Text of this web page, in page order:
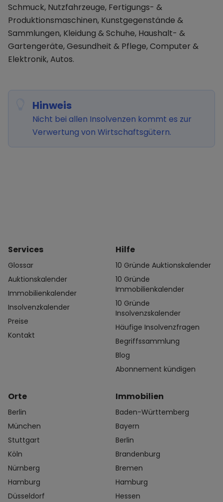
Schmuck, Nutzfahrzeuge, Fertigungs- &
Produktionsmaschinen, Kunstgegenstände &
Sammlungen, Kleidung & Schuhe, Haushalt- &
Gartengeräte, Gesundheit & Pflege, Computer &
Elektronik, Autos.
Hinweis
Nicht bei allen Insolvenzen kommt es zur
Verwertung von Wirtschaftsgütern.
Services
Glossar
Auktionskalender
Immobilienkalender
Insolvenzkalender
Preise
Kontakt
Hilfe
10 Gründe Auktionskalender
10 Gründe
Immobilienkalender
10 Gründe
Insolvenzskalender
Häufige Insolvenzfragen
Begriffssammlung
Blog
Abonnement kündigen
Orte
Berlin
München
Stuttgart
Köln
Nürnberg
Hamburg
Düsseldorf
Immobilien
Baden-Württemberg
Bayern
Berlin
Brandenburg
Bremen
Hamburg
Hessen